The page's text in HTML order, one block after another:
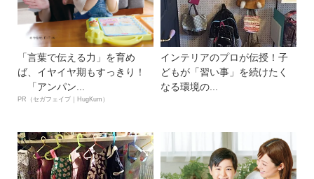
「言葉で伝える力」を育め
ば、イヤイヤ期もすっきり！
「アンパン...
PR（セガフェイブ｜HugKum）
インテリアのプロが伝授！子
どもが「習い事」を続けたく
なる環境の...